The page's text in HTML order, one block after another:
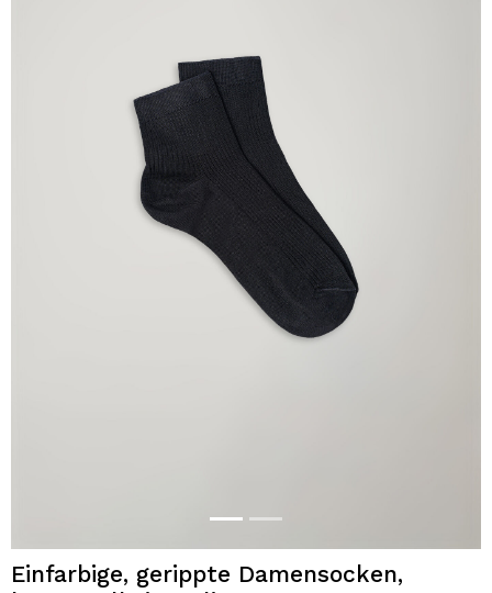
Einfarbige, gerippte Damensocken,